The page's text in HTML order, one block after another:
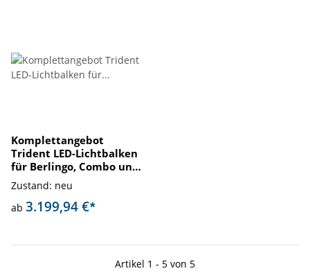
Komplettangebot
Trident LED-Lichtbalken
für Berlingo, Combo und
Proace
Zustand: neu
ab 3.199,94 €*
Artikel 1 - 5 von 5